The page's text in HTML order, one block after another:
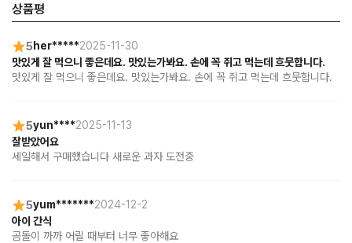
상품평
5 her*****2025-11-30
맛있게 잘 먹으니 좋은데요. 맛있는가봐요. 손에 꼭 쥐고 먹는데 흐뭇합니다.
맛있게 잘 먹으니 좋은데요. 맛있는가봐요. 손에 꼭 쥐고 먹는데 흐뭇합니다.
5yun****2025-11-13
잘받았어요
세일해서 구매했습니다 새로운 과자 도전중
5yum*******2024-12-2
아이 간식
곰돌이 까까 어릴 때부터 너무 좋아해요